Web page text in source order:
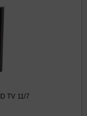
TV 11/7